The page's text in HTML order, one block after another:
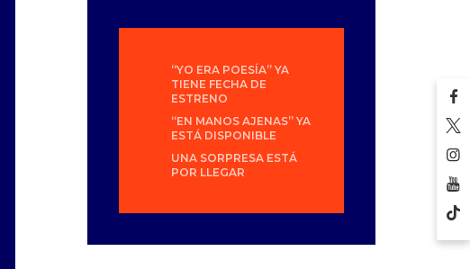
“YO ERA POESÍA” YA
TIENE FECHA DE
ESTRENO
“EN MANOS AJENAS” YA
ESTÁ DISPONIBLE
UNA SORPRESA ESTÁ
POR LLEGAR